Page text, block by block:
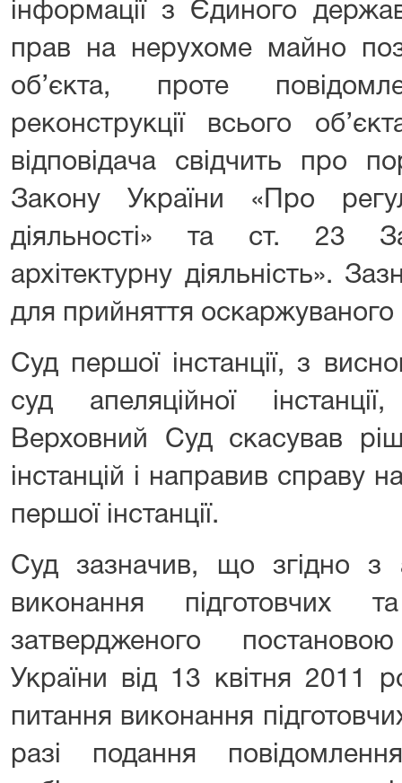
інформації з Єдиного
прав на нерухоме майно
об’єкта, проте
реконструкції всього
відповідача свідчить про
Закону України «Про
діяльності» та ст. 23
архітектурну діяльність».
для прийняття оскаржуваного
Суд першої інстанції, з
суд апеляційної
Верховний Суд скасував
інстанцій і направив справу
першої інстанції.
Суд зазначив, що згідно
виконання підготовчих
затвердженого
України від 13 квітня
питання виконання
разі подання